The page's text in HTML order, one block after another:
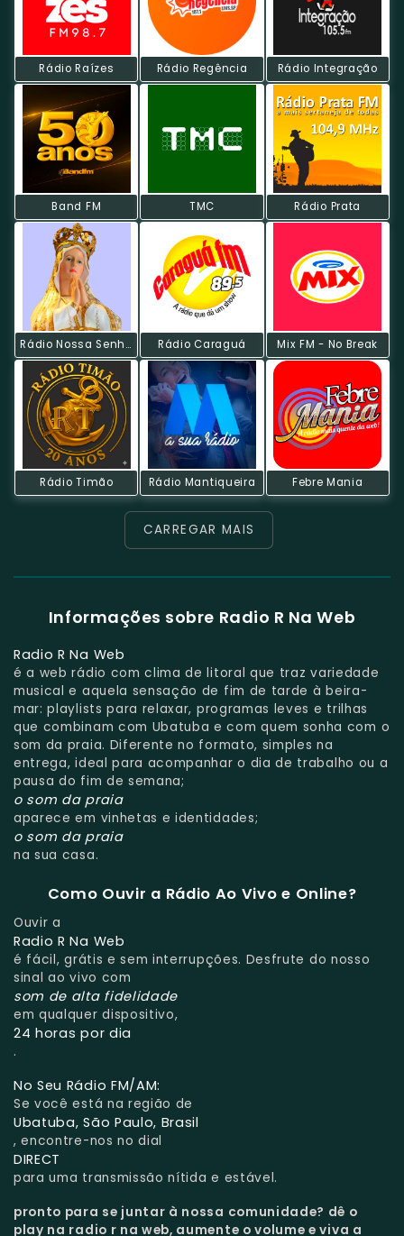
Rádio Raízes Rádio Regência Rádio Integração
Band FM TMC Rádio Prata
Rádio Nossa Senhora De Fátima Rádio Caraguá Mix FM - No Break
Rádio Timão Rádio Mantiqueira Febre Mania
CARREGAR MAIS
Informações sobre Radio R Na Web
Radio R Na Web
é a web rádio com clima de litoral que traz variedade
musical e aquela sensação de fim de tarde à beira-
mar: playlists para relaxar, programas leves e trilhas
que combinam com Ubatuba e com quem sonha com o
som da praia. Diferente no formato, simples na
entrega, ideal para acompanhar o dia de trabalho ou a
pausa do fim de semana;
o som da praia
aparece em vinhetas e identidades;
o som da praia
na sua casa.
Como Ouvir a Rádio Ao Vivo e Online?
Ouvir a
Radio R Na Web
é fácil, grátis e sem interrupções. Desfrute do nosso
sinal ao vivo com
som de alta fidelidade
em qualquer dispositivo,
24 horas por dia
.
No Seu Rádio FM/AM:
Se você está na região de
Ubatuba, São Paulo, Brasil
, encontre-nos no dial
DIRECT
para uma transmissão nítida e estável.
pronto para se juntar à nossa comunidade? dê o
play na radio r na web, aumente o volume e viva a